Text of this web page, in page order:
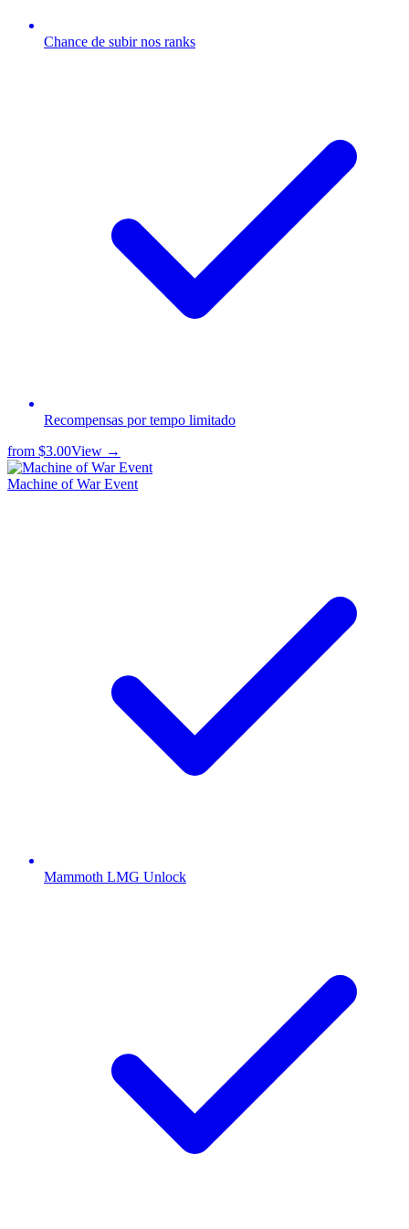
Chance de subir nos ranks
Recompensas por tempo limitado
from $3.00View →
Machine of War Event
Mammoth LMG Unlock